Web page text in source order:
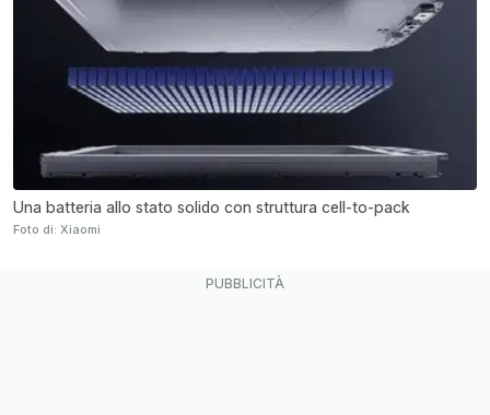
Una batteria allo stato solido con struttura cell-to-pack
Foto di: Xiaomi